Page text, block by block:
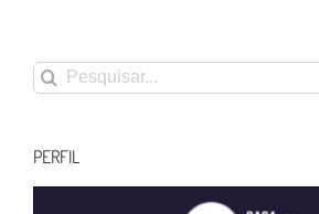
Buscar
resultados
PERFIL